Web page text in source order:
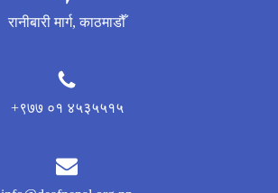
रानीबारी मार्ग, काठमाडौँ
+९७७ ०१ ४५३५५१५